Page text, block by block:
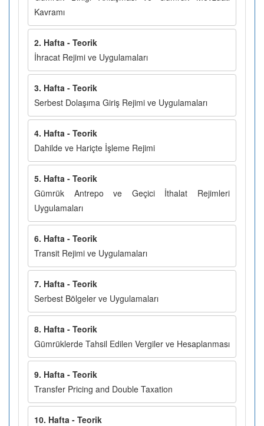
Kavramı
2. Hafta - Teorik
İhracat Rejimi ve Uygulamaları
3. Hafta - Teorik
Serbest Dolaşıma Giriş Rejimi ve Uygulamaları
4. Hafta - Teorik
Dahilde ve Hariçte İşleme Rejimi
5. Hafta - Teorik
Gümrük Antrepo ve Geçici İthalat Rejimleri
Uygulamaları
6. Hafta - Teorik
Transit Rejimi ve Uygulamaları
7. Hafta - Teorik
Serbest Bölgeler ve Uygulamaları
8. Hafta - Teorik
Gümrüklerde Tahsil Edilen Vergiler ve Hesaplanması
9. Hafta - Teorik
Transfer Pricing and Double Taxation
10. Hafta - Teorik